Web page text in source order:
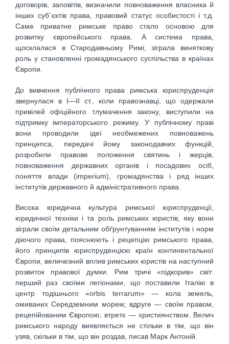
договорів, заповітів, визначили повноваження власника й
інших суб´єктів права, правовий статус особистості і т.д.
Саме приватне римське право стало основою для
розвитку європейського права. А система права,
щосклалася в Стародавньому Римі, зіграла виняткову
роль у становленні громадянського суспільства в країнах
Європи.
До вивчення публічного права римська юриспруденція
звернулася в І—II ст., коли правознавці, що одержали
привілей офіційного тлумачення закону, виступили на
підтримку імператорського режиму. У публічному праві
вони проводили ідеї необмежених повноважень
принцепса, передачі йому законодавчих функцій,
розробили правове положення святинь і жерців,
повноваження державних органів і посадових осіб,
поняття влади (imperium), громадянства і ряд інших
інститутів державного й адміністративного права.
Висока юридична культура римської юриспруденції,
юридичної техніки і та роль римських юристів, яку вони
зіграли своїм детальним обґрунтуванням інститутів і норм
діючого права, пояснюють і рецепцію римського права,
його принципів юриспруденцією країн континентальної
Європи, величезний вплив римських юристів на наступний
розвиток правової думки. Рим тричі «підкорив» світ:
перший раз своїми легіонами, що поставили Італію в
центр тодішнього «orbis terrarum» — кола земель,
омиваних Середземним морем; вдруге — своїм правом,
рецепійованим Європою; втретє — християнством. Велич
римського народу виявляється не стільки в тім, що він
узяв, скільки в тім, що він роздав, писав Марк Антоній.